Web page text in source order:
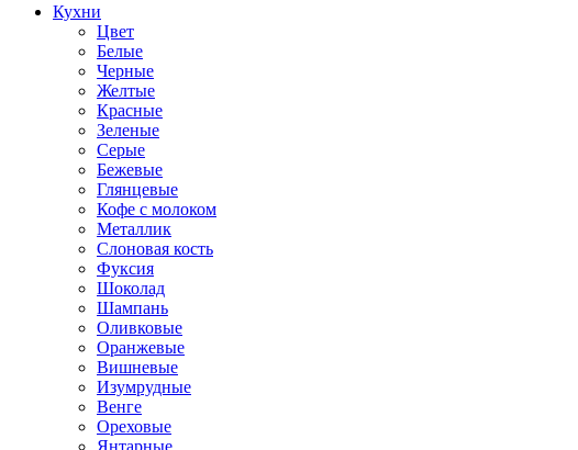
Кухни
Цвет
Белые
Черные
Желтые
Красные
Зеленые
Серые
Бежевые
Глянцевые
Кофе с молоком
Металлик
Слоновая кость
Фуксия
Шоколад
Шампань
Оливковые
Оранжевые
Вишневые
Изумрудные
Венге
Ореховые
Янтарные